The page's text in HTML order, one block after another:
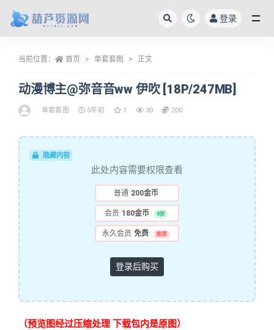
登录
当前位置： 首页 单套套图 正文
动漫博主@弥音音ww 伊吹 [18P/247MB]
单套套图 5年前 1 30 200
隐藏内容
此处内容需要权限查看
普通 200金币
会员 180金币 9折
永久会员 免费 推荐
登录后购买
（预览图经过压缩处理 下载包内是原图）